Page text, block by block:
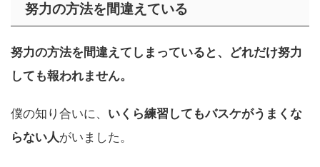
努力の方法を間違えている
努力の方法を間違えてしまっていると、どれだけ努力
しても報われません。
僕の知り合いに、 いくら練習してもバスケがうまくな
らない人がいました。